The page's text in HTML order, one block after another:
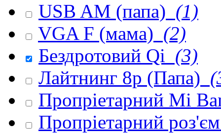
USB AM (папа) (1)
VGA F (мама) (2)
Бездротовий Qi (3)
Лайтнинг 8p (Папа)
Пропріетарний Mi
Пропріетарний